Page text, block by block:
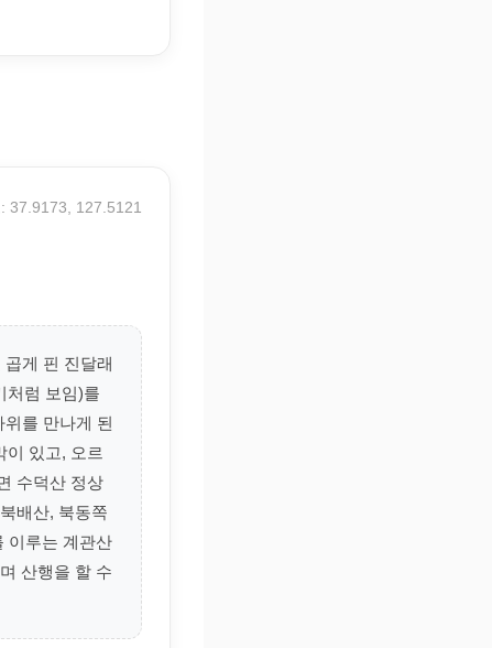
37.9173, 127.5121
게 핀 진달래
처럼 보임)를
를 만나게 된
이 있고, 오르
수덕산 정상
배산, 북동쪽
이루는 계관산
산행을 할 수